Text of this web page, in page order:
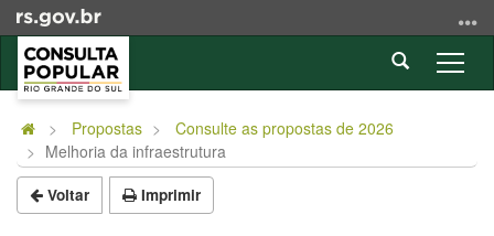
para
conteúdo
para
menu
a
Abrir
a
Início
conteúdo
Propostas
Consulte as propostas de 2026
Melhoria da infraestrutura
Voltar Imprimir